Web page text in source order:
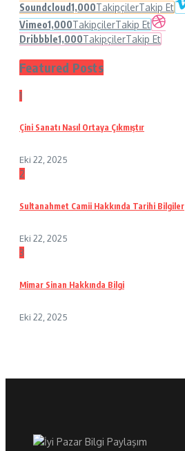
Soundcloud1,000TakipçilerTakip Et
Vimeo1,000TakipçilerTakip Et
Dribbble1,000TakipçilerTakip Et
Featured Posts
1
Çini Sanatı Nasıl Ortaya Çıkmıştır
Eki 22, 2025
2
Sultanahmet Camii Hakkında Tarihi Bilgiler
Eki 22, 2025
3
Mimar Sinan Hakkında Bilgi
Eki 22, 2025